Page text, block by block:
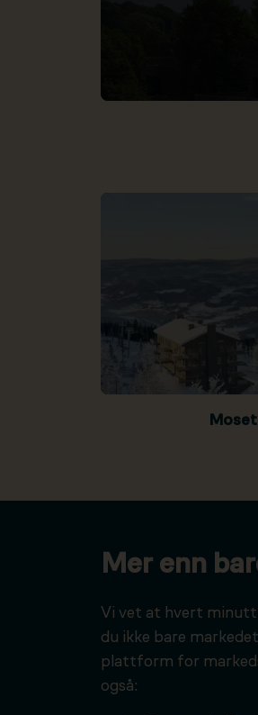
Mer enn
Vi vet at hvert minutt
du ikke bare
plattform for
også: